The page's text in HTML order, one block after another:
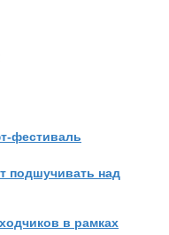
фестиваль
подшучивать над
в рамках